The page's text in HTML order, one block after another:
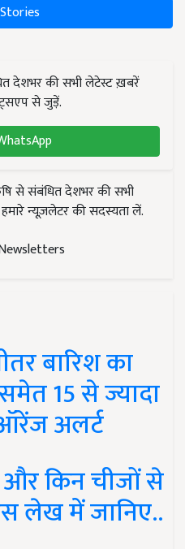
देशभर की सभी लेटेस्ट ख़बरें
से जुड़ें.
से संबंधित देशभर की सभी
न्यूज़लेटर की सदस्यता लें.
बारिश का
15 से ज्यादा
अलर्ट
किन चीजों से
लेख में जानिए..